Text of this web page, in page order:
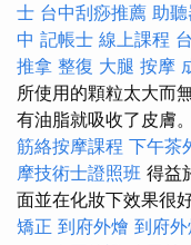
士 台中刮痧推薦 助
中 記帳士 線上課程
推拿 整復 大腿 按摩
所使用的顆粒太大而
有油脂就吸收了皮膚。
筋絡按摩課程 下午茶
摩技術士證照班 得益
面並在化妝下效果很
矯正 到府外燴 到府外